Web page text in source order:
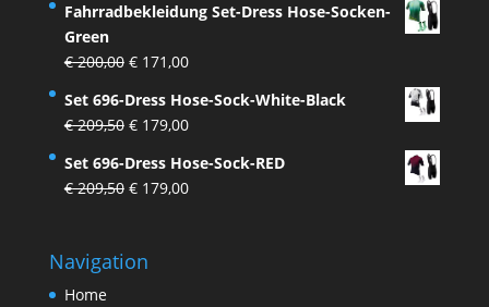
war:
ist:
Fahrradbekleidung Set-Dress Hose-Socken-
Green
€200,00 Ursprünglicher
war:
€ 200,00
€171,00Aktueller
ist:
€ 171,00.
Set 696-Dress Hose-Sock-White-Black
€209,50 Ursprünglicher
war:
€ 209,50
€179,00Aktueller
ist:
€ 179,00.
Set 696-Dress Hose-Sock-RED
€209,50 Ursprünglicher
€ 209,50
€179,00Aktueller
Navigation
Home